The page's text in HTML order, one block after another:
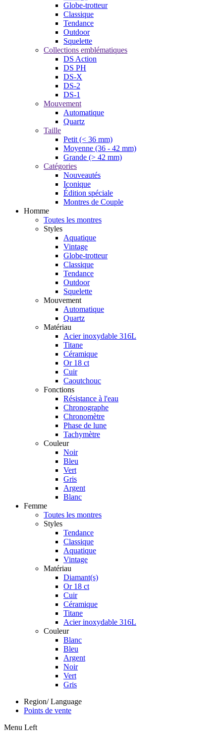
Globe-trotteur
Classique
Tendance
Outdoor
Squelette
Collections emblématiques
DS Action
DS PH
DS-X
DS-2
DS-1
Mouvement
Automatique
Quartz
Taille
Petit (< 36 mm)
Moyenne (36 - 42 mm)
Grande (> 42 mm)
Catégories
Nouveautés
Iconique
Édition spéciale
Montres de Couple
Homme
Toutes les montres
Styles
Aquatique
Vintage
Globe-trotteur
Classique
Tendance
Outdoor
Squelette
Mouvement
Automatique
Quartz
Matériau
Acier inoxydable 316L
Titane
Céramique
Or 18 ct
Cuir
Caoutchouc
Fonctions
Résistance à l'eau
Chronographe
Chronomètre
Phase de lune
Tachymètre
Couleur
Noir
Bleu
Vert
Gris
Argent
Blanc
Femme
Toutes les montres
Styles
Tendance
Classique
Aquatique
Vintage
Matériau
Diamant(s)
Or 18 ct
Cuir
Céramique
Titane
Acier inoxydable 316L
Couleur
Blanc
Bleu
Argent
Noir
Vert
Gris
Region/ Language
Points de vente
Menu Left